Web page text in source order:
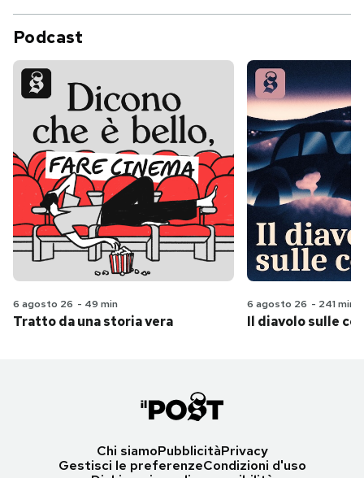
Podcast
6 agosto 26 - 49 min
Tratto da una storia vera
6 agosto 26 - 241 min
Il diavolo sulle
Chi siamoPubblicitàPrivacy
Gestisci le preferenzeCondizioni d'uso